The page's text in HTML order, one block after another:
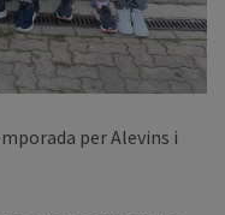
per Alevins i